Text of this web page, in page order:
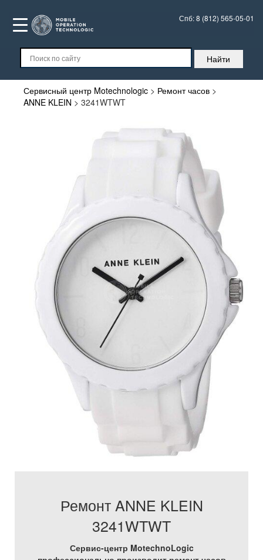
Спб:8 (812) 565-05-01
Сервисный центр Motechnologic > Ремонт часов >
ANNE KLEIN > 3241WTWT
Ремонт ANNE KLEIN
3241WTWT
Сервис-центр MotechnoLogic